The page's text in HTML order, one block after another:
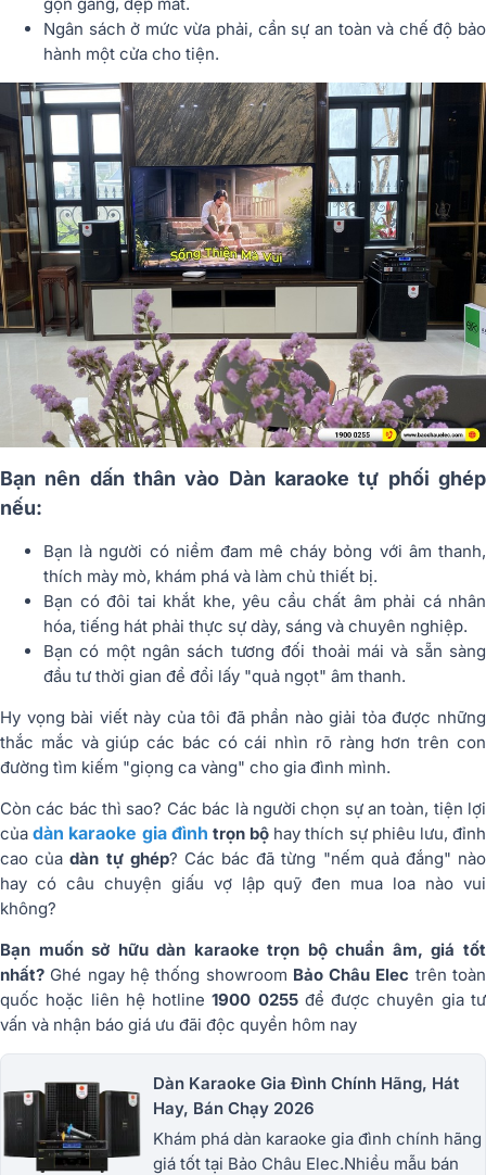
Ngân sách ở mức vừa phải, cần sự an toàn và chế độ bảo
hành một cửa cho tiện.
Bạn nên dấn thân vào Dàn karaoke tự phối ghép
nếu:
Bạn là người có niềm đam mê cháy bỏng với âm thanh,
thích mày mò, khám phá và làm chủ thiết bị.
Bạn có đôi tai khắt khe, yêu cầu chất âm phải cá nhân
hóa, tiếng hát phải thực sự dày, sáng và chuyên nghiệp.
Bạn có một ngân sách tương đối thoải mái và sẵn sàng
đầu tư thời gian để đổi lấy "quả ngọt" âm thanh.
Hy vọng bài viết này của tôi đã phần nào giải tỏa được những
thắc mắc và giúp các bác có cái nhìn rõ ràng hơn trên con
đường tìm kiếm "giọng ca vàng" cho gia đình mình.
Còn các bác thì sao? Các bác là người chọn sự an toàn, tiện lợi
củadàn karaoke gia đình trọn bộ hay thích sự phiêu lưu, đỉnh
cao củadàn tự ghép? Các bác đã từng "nếm quả đắng" nào
hay có câu chuyện giấu vợ lập quỹ đen mua loa nào vui
không?
Bạn muốn sở hữu dàn karaoke trọn bộ chuẩn âm, giá tốt
nhất? Ghé ngay hệ thống showroom Bảo Châu Elec trên toàn
quốc hoặc liên hệ hotline1900 0255để được chuyên gia tư
vấn và nhận báo giá ưu đãi độc quyền hôm nay
Dàn Karaoke Gia Đình Chính Hãng, Hát
Hay, Bán Chạy 2026
Khám phá dàn karaoke gia đình chính hãng
giá tốt tại Bảo Châu Elec.Nhiều mẫu bán